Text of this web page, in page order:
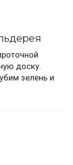
доску.
зелень и